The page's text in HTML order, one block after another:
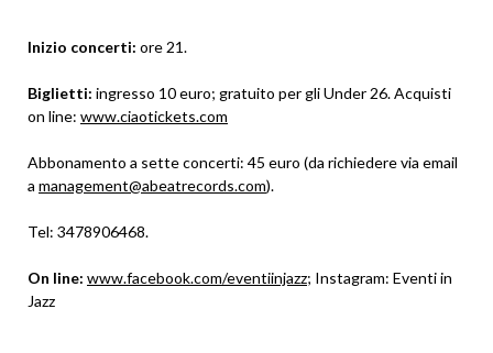
Inizio concerti: ore 21.
Biglietti: ingresso 10 euro; gratuito per gli Under 26. Acquisti
on line: www.ciaotickets.com
Abbonamento a sette concerti: 45 euro (da richiedere via email
a management@abeatrecords.com).
Tel: 3478906468.
On line: www.facebook.com/eventiinjazz; Instagram: Eventi in
Jazz